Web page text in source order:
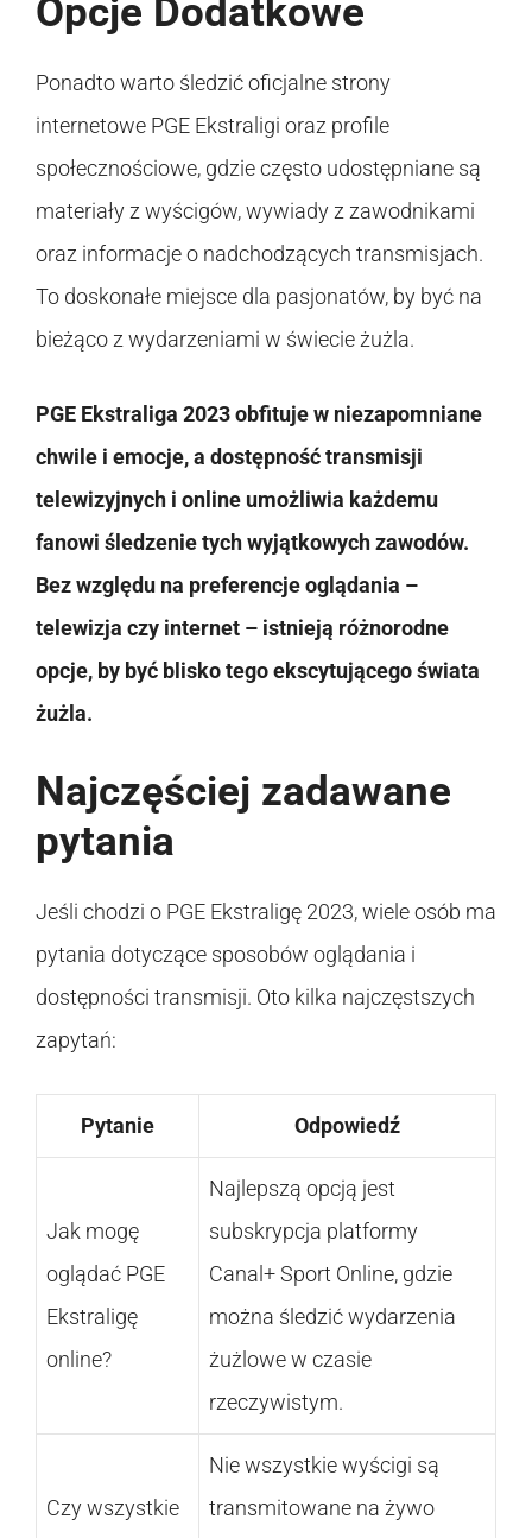
Opcje Dodatkowe
Ponadto warto śledzić oficjalne strony
internetowe PGE Ekstraligi oraz profile
społecznościowe, gdzie często udostępniane są
materiały z wyścigów, wywiady z zawodnikami
oraz informacje o nadchodzących transmisjach.
To doskonałe miejsce dla pasjonatów, by być na
bieżąco z wydarzeniami w świecie żużla.
PGE Ekstraliga 2023 obfituje w niezapomniane
chwile i emocje, a dostępność transmisji
telewizyjnych i online umożliwia każdemu
fanowi śledzenie tych wyjątkowych zawodów.
Bez względu na preferencje oglądania –
telewizja czy internet – istnieją różnorodne
opcje, by być blisko tego ekscytującego świata
żużla.
Najczęściej zadawane
pytania
Jeśli chodzi o PGE Ekstraligę 2023, wiele osób ma
pytania dotyczące sposobów oglądania i
dostępności transmisji. Oto kilka najczęstszych
zapytań:
Pytanie Odpowiedź
Jak mogę
oglądać PGE
Ekstraligę
online?
Najlepszą opcją jest
subskrypcja platformy
Canal+ Sport Online, gdzie
można śledzić wydarzenia
żużlowe w czasie
rzeczywistym.
Czy wszystkie
Nie wszystkie wyścigi są
transmitowane na żywo